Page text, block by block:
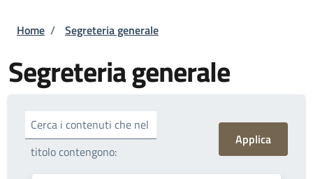
Briciole di pane
Home / Segreteria generale
Segreteria generale
Cerca i contenuti che nel
titolo contengono: